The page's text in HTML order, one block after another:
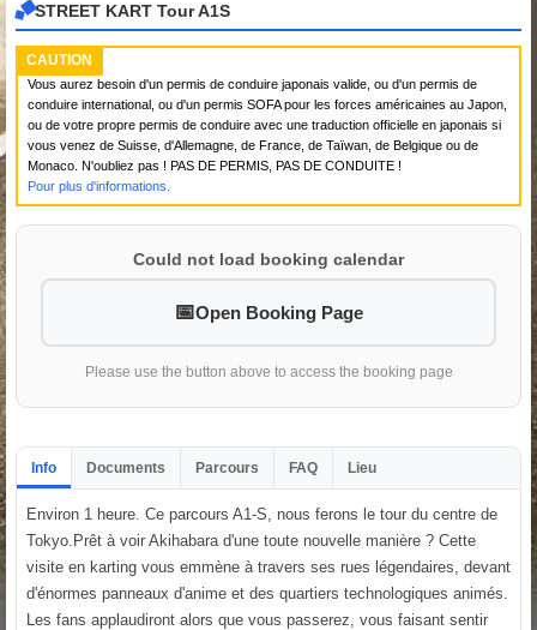
STREET KART Tour A1S
CAUTION
Vous aurez besoin d'un permis de conduire japonais valide, ou d'un permis de
conduire international, ou d'un permis SOFA pour les forces américaines au Japon,
ou de votre propre permis de conduire avec une traduction officielle en japonais si
vous venez de Suisse, d'Allemagne, de France, de Taïwan, de Belgique ou de
Monaco. N'oubliez pas ! PAS DE PERMIS, PAS DE CONDUITE !
Pour plus d'informations.
Could not load booking calendar
Open Booking Page
Please use the button above to access the booking page
Info Documents Parcours FAQ Lieu
Environ 1 heure. Ce parcours A1-S, nous ferons le tour du centre de
Tokyo.Prêt à voir Akihabara d'une toute nouvelle manière ? Cette
visite en karting vous emmène à travers ses rues légendaires, devant
d'énormes panneaux d'anime et des quartiers technologiques animés.
Les fans applaudiront alors que vous passerez, vous faisant sentir